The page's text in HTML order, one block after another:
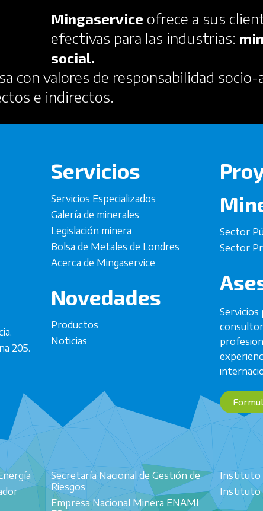
Mingaservice ofrece a sus
efectivas para las industrias:
social.
con valores de responsabilidad
e indirectos.
205.
Servicios
Servicios Especializados
Galería de minerales
Legislación minera
Bolsa de Metales de Londres
Acerca de Mingaservice
Novedades
Productos
Noticias
Sector
Sector
Servicios
Secretaría Nacional de Gestión de
Riesgos
Empresa Nacional Minera ENAMI
Instituto
Instituto